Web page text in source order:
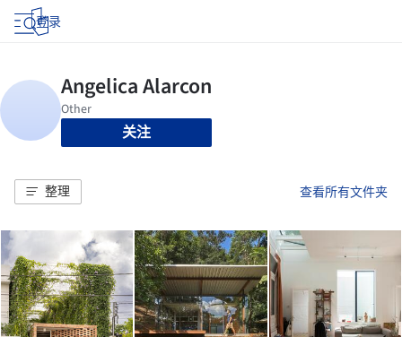
登录
关注
整理 查看所有文件夹